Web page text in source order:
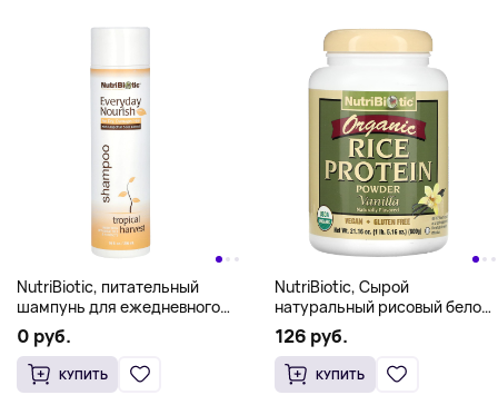
NutriBiotic, питательный
шампунь для ежедневного
использования, для сухих и
поврежденных волос,
тропический урожай, 296 мл
(10 жидк. унций)
0 руб.
КУПИТЬ
NutriBiotic, Сырой
натуральный рисовый белок
с ванилью, 600 г (1,3 фунта)
126 руб.
КУПИТЬ